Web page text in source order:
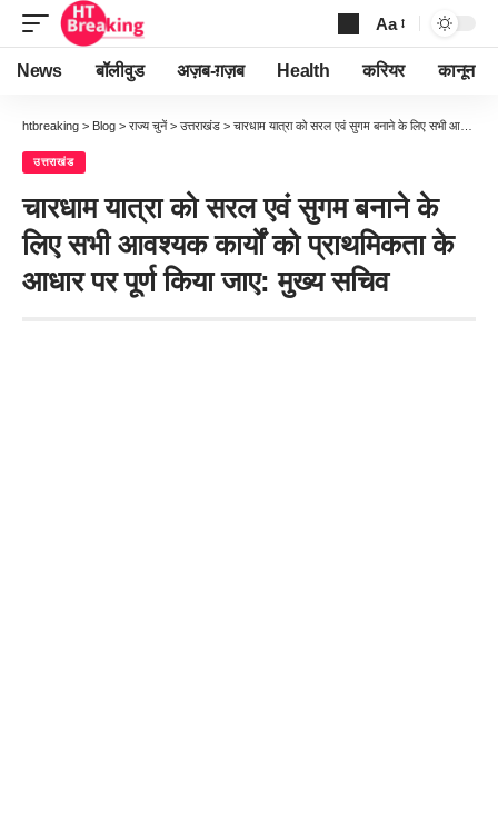
Font
Resizer
Aa
News बॉलीवुड अज़ब-ग़ज़ब Health करियर कानून
htbreaking > Blog > राज्य चुनें > उत्तराखंड > चारधाम यात्रा को सरल एवं सुगम बनाने के लिए सभी आवश्यक कार्यों को प्राथमिकता के आधार पर पूर्ण किया जाए: मुख्य सचिव
उत्तराखंड
चारधाम यात्रा को सरल एवं सुगम बनाने के
लिए सभी आवश्यक कार्यों को प्राथमिकता के
आधार पर पूर्ण किया जाए: मुख्य सचिव